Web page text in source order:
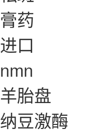
膏药
进口
nmn
羊胎盘
纳豆激酶